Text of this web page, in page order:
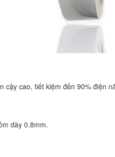
cậy cao, tiết kiệm đến 90% điện
hở sáng.
dày 0.8mm.